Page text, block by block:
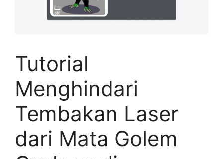
Tutorial
Menghindari
Tembakan Laser
dari Mata Golem